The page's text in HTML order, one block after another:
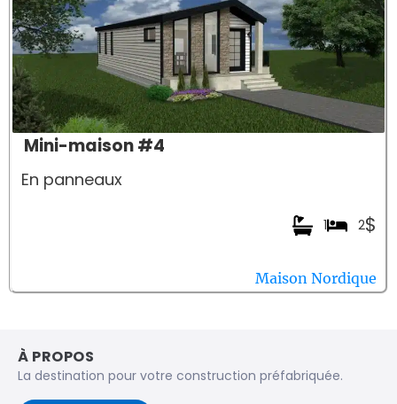
Mini-maison #4
En panneaux
$
2
1
Maison Nordique
À PROPOS
La destination pour votre construction préfabriquée.